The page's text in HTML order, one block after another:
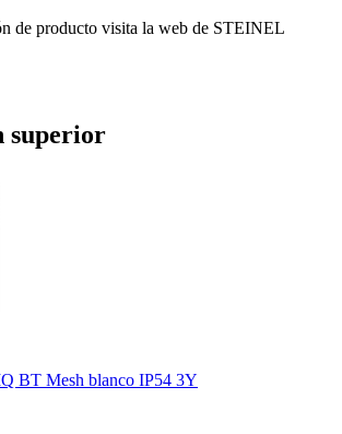
de producto visita la web de STEINEL
superior
BT Mesh blanco IP54 3Y